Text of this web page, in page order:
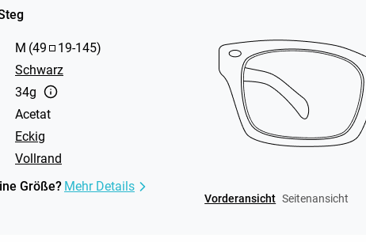
M (49 19-145)
Schwarz
34g
Acetat
Eckig
Vollrand
Größe? Mehr Details
Vorderansicht Seitenansicht